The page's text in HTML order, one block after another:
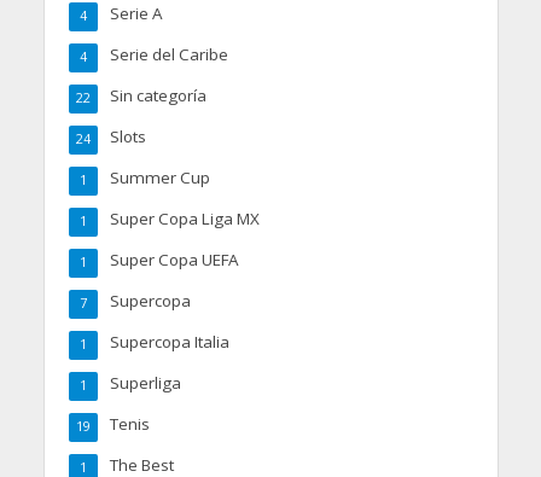
Serie A
4
Serie del Caribe
4
Sin categoría
22
Slots
24
Summer Cup
1
Super Copa Liga MX
1
Super Copa UEFA
1
Supercopa
7
Supercopa Italia
1
Superliga
1
Tenis
19
The Best
1